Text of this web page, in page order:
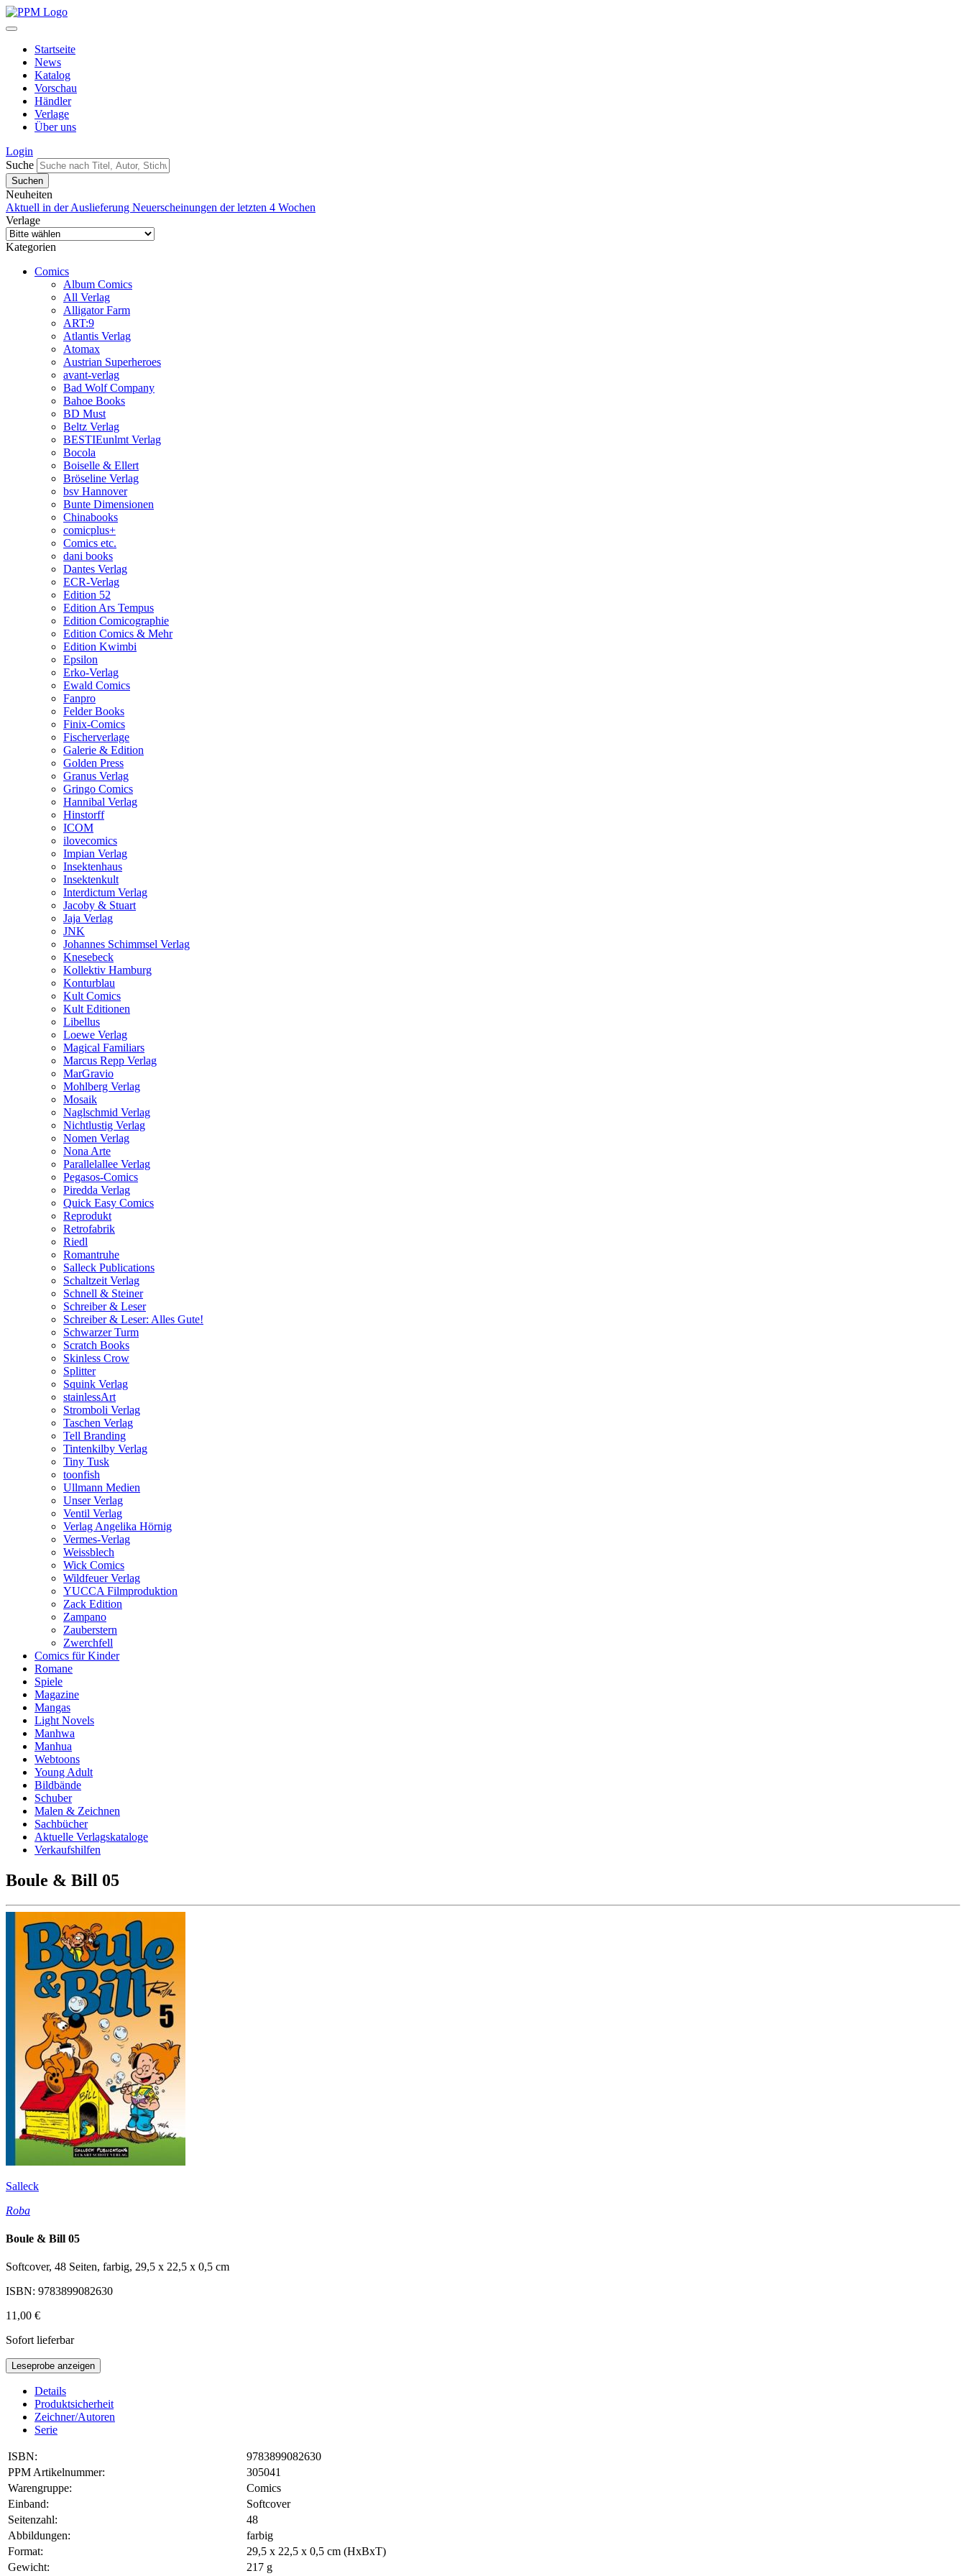
Startseite
News
Katalog
Vorschau
Händler
Verlage
Über uns
Login
Suche
Neuheiten
Aktuell in der Auslieferung Neuerscheinungen der letzten 4 Wochen
Verlage
Kategorien
Comics
Album Comics
All Verlag
Alligator Farm
ART:9
Atlantis Verlag
Atomax
Austrian Superheroes
avant-verlag
Bad Wolf Company
Bahoe Books
BD Must
Beltz Verlag
BESTIEunlmt Verlag
Bocola
Boiselle & Ellert
Bröseline Verlag
bsv Hannover
Bunte Dimensionen
Chinabooks
comicplus+
Comics etc.
dani books
Dantes Verlag
ECR-Verlag
Edition 52
Edition Ars Tempus
Edition Comicographie
Edition Comics & Mehr
Edition Kwimbi
Epsilon
Erko-Verlag
Ewald Comics
Fanpro
Felder Books
Finix-Comics
Fischerverlage
Galerie & Edition
Golden Press
Granus Verlag
Gringo Comics
Hannibal Verlag
Hinstorff
ICOM
ilovecomics
Impian Verlag
Insektenhaus
Insektenkult
Interdictum Verlag
Jacoby & Stuart
Jaja Verlag
JNK
Johannes Schimmsel Verlag
Knesebeck
Kollektiv Hamburg
Konturblau
Kult Comics
Kult Editionen
Libellus
Loewe Verlag
Magical Familiars
Marcus Repp Verlag
MarGravio
Mohlberg Verlag
Mosaik
Naglschmid Verlag
Nichtlustig Verlag
Nomen Verlag
Nona Arte
Parallelallee Verlag
Pegasos-Comics
Piredda Verlag
Quick Easy Comics
Reprodukt
Retrofabrik
Riedl
Romantruhe
Salleck Publications
Schaltzeit Verlag
Schnell & Steiner
Schreiber & Leser
Schreiber & Leser: Alles Gute!
Schwarzer Turm
Scratch Books
Skinless Crow
Splitter
Squink Verlag
stainlessArt
Stromboli Verlag
Taschen Verlag
Tell Branding
Tintenkilby Verlag
Tiny Tusk
toonfish
Ullmann Medien
Unser Verlag
Ventil Verlag
Verlag Angelika Hörnig
Vermes-Verlag
Weissblech
Wick Comics
Wildfeuer Verlag
YUCCA Filmproduktion
Zack Edition
Zampano
Zauberstern
Zwerchfell
Comics für Kinder
Romane
Spiele
Magazine
Mangas
Light Novels
Manhwa
Manhua
Webtoons
Young Adult
Bildbände
Schuber
Malen & Zeichnen
Sachbücher
Aktuelle Verlagskataloge
Verkaufshilfen
Boule & Bill 05
Salleck
Roba
Boule & Bill 05
Softcover, 48 Seiten, farbig, 29,5 x 22,5 x 0,5 cm
ISBN: 9783899082630
11,00 €
Sofort lieferbar
Leseprobe anzeigen
Details
Produktsicherheit
Zeichner/Autoren
Serie
ISBN:
9783899082630
PPM Artikelnummer:
305041
Warengruppe:
Comics
Einband:
Softcover
Seitenzahl:
48
Abbildungen:
farbig
Format:
29,5 x 22,5 x 0,5 cm (HxBxT)
Gewicht:
217 g